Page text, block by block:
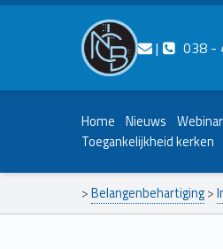
Contact ons
| 038 -
Home Nieuws
Toegankelijkheid kerken
>Belangenbehartiging>